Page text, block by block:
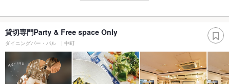
貸切専門Party & Free space Only
ダイニングバー・バル 中町